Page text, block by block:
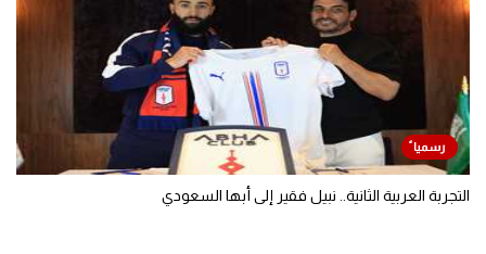
التجربة العربية الثانية.. نبيل فقير إلى أبها السعودي